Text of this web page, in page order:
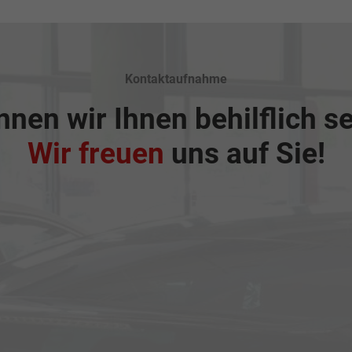
Kontaktaufnahme
wir Ihnen behilflich
Wir freuen uns auf Sie!